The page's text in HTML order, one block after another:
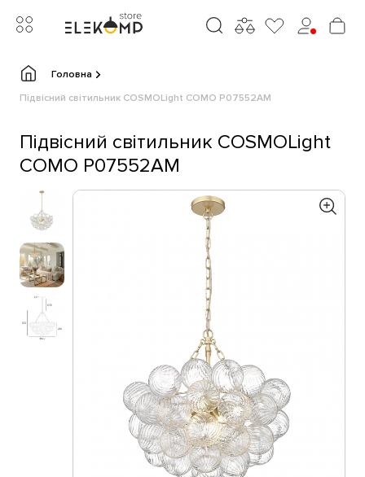
Головна
Підвісний світильник COSMOLight COMO P07552AM
Підвісний світильник COSMOLight
COMO P07552AM